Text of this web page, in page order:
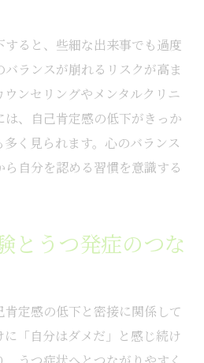
へ前向きな一歩を提案
添う実践的なメンタルケア
を取り戻す自己肯定感のコ
分らしさを再発見する方法
が未来に繋がる理由を解説
ると、些細な出来事でも過度
ランスが崩れるリスクが高ま
ウンセリングやメンタルクリニ
は、自己肯定感の低下がきっか
く見られます。心のバランス
自分を認める習慣を意識する
とうつ発症のつな
定感の低下と密接に関係して
「自分はダメだ」と感じ続け